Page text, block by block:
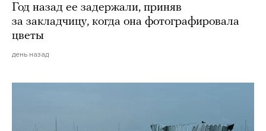
Год назад ее задержали, приняв
за закладчицу, когда она фотографировала
цветы
день назад